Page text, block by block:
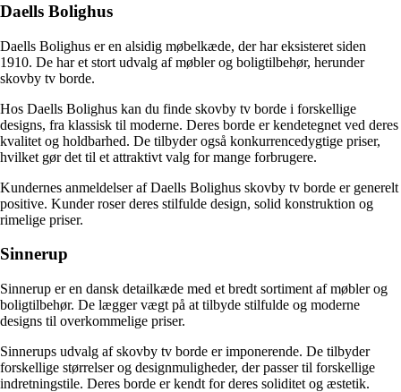
Daells Bolighus
Daells Bolighus er en alsidig møbelkæde, der har eksisteret siden
1910. De har et stort udvalg af møbler og boligtilbehør, herunder
skovby tv borde.
Hos Daells Bolighus kan du finde skovby tv borde i forskellige
designs, fra klassisk til moderne. Deres borde er kendetegnet ved deres
kvalitet og holdbarhed. De tilbyder også konkurrencedygtige priser,
hvilket gør det til et attraktivt valg for mange forbrugere.
Kundernes anmeldelser af Daells Bolighus skovby tv borde er generelt
positive. Kunder roser deres stilfulde design, solid konstruktion og
rimelige priser.
Sinnerup
Sinnerup er en dansk detailkæde med et bredt sortiment af møbler og
boligtilbehør. De lægger vægt på at tilbyde stilfulde og moderne
designs til overkommelige priser.
Sinnerups udvalg af skovby tv borde er imponerende. De tilbyder
forskellige størrelser og designmuligheder, der passer til forskellige
indretningstile. Deres borde er kendt for deres soliditet og æstetik.